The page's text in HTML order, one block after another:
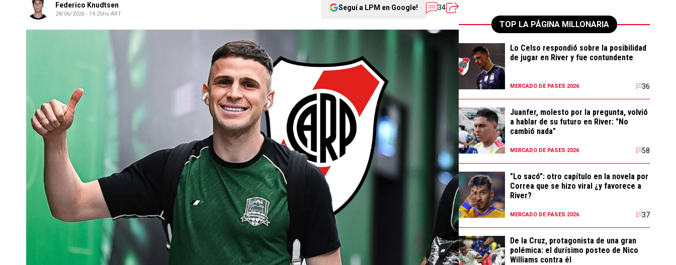
Federico Knudtsen
28/06/2026 - 14:25hs ART
Seguí a LPM en Google! 34
TOP LA PÁGINA MILLONARIA
Lo Celso respondió sobre la posibilidad
de jugar en River y fue contundente
MERCADO DE PASES 2026 36
Juanfer, molesto por la pregunta, volvió
a hablar de su futuro en River: "No
cambió nada"
MERCADO DE PASES 2026 58
"Lo sacó": otro capítulo en la novela por
Correa que se hizo viral ¿y favorece a
River?
MERCADO DE PASES 2026 37
De la Cruz, protagonista de una gran
polémica: el durísimo posteo de Nico
Williams contra él